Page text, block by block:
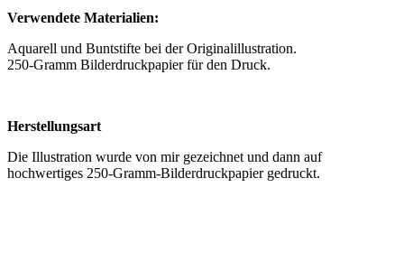
Verwendete Materialien:
Aquarell und Buntstifte bei der Originalillustration.
250-Gramm Bilderdruckpapier für den Druck.
Herstellungsart
Die Illustration wurde von mir gezeichnet und dann auf
hochwertiges 250-Gramm-Bilderdruckpapier gedruckt.